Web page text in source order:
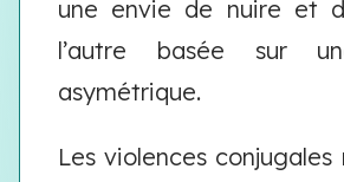
une envie de nuire et
l’autre basée sur
asymétrique.
Les violences